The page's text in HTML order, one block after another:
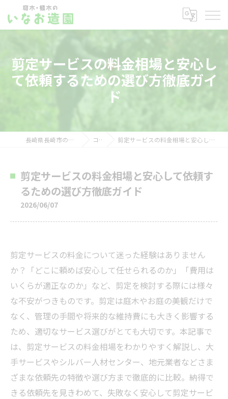
剪定サービスの料金相場と安心し
て依頼するための選び方徹底ガイ
ド
長崎県長崎市の剪定ならいなお造園 コラム 剪定サービスの料金相場と安心して依頼するための選び方徹底ガイド
剪定サービスの料金相場と安心して依頼す
るための選び方徹底ガイド
2026/06/07
剪定サービスの料金について迷った経験はありません
か？「どこに頼めば安心して任せられるのか」「費用は
いくらが適正なのか」など、剪定を検討する際には様々
な不安がつきものです。剪定は庭木やお庭の美観だけで
なく、管理の手間や将来的な維持費にも大きく影響する
ため、適切なサービス選びがとても大切です。本記事で
は、剪定サービスの料金相場をわかりやすく解説し、大
手サービスやシルバー人材センター、地元業者などさま
ざまな依頼先の特徴や選び方まで徹底的に比較。納得で
きる依頼先を見きわめて、失敗なく安心して剪定サービ